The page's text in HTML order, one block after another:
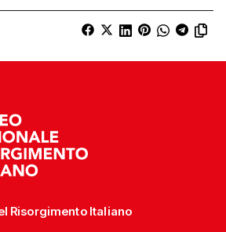
Risorgimento Italiano